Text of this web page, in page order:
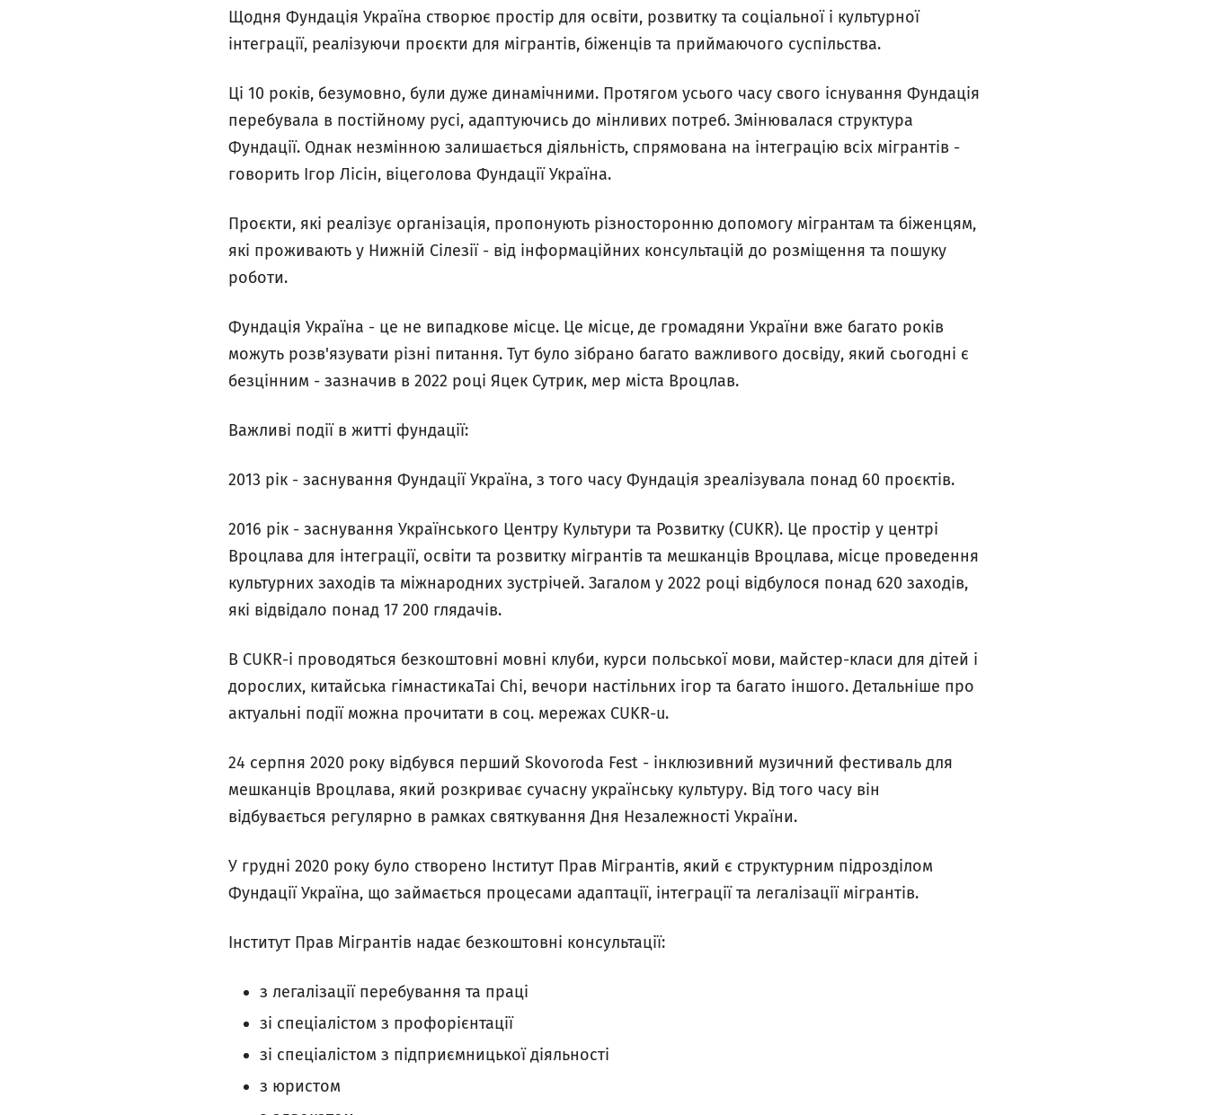
Щодня Фундація Україна створює простір для освіти, розвитку та соціальної і культурної
інтеграції, реалізуючи проєкти для мігрантів, біженців та приймаючого суспільства.
Ці 10 років, безумовно, були дуже динамічними. Протягом усього часу свого існування Фундація
перебувала в постійному русі, адаптуючись до мінливих потреб. Змінювалася структура
Фундації. Однак незмінною залишається діяльність, спрямована на інтеграцію всіх мігрантів -
говорить Ігор Лісін, віцеголова Фундації Україна.
Проєкти, які реалізує організація, пропонують різносторонню допомогу мігрантам та біженцям,
які проживають у Нижній Сілезії - від інформаційних консультацій до розміщення та пошуку
роботи.
Фундація Україна - це не випадкове місце. Це місце, де громадяни України вже багато років
можуть розв'язувати різні питання. Тут було зібрано багато важливого досвіду, який сьогодні є
безцінним - зазначив в 2022 році Яцек Сутрик, мер міста Вроцлав.
Важливі події в житті фундації:
2013 рік - заснування Фундації Україна, з того часу Фундація зреалізувала понад 60 проєктів.
2016 рік - заснування Українського Центру Культури та Розвитку (CUKR). Це простір у центрі
Вроцлава для інтеграції, освіти та розвитку мігрантів та мешканців Вроцлава, місце проведення
культурних заходів та міжнародних зустрічей. Загалом у 2022 році відбулося понад 620 заходів,
які відвідало понад 17 200 глядачів.
В CUKR-і проводяться безкоштовні мовні клуби, курси польської мови, майстер-класи для дітей і
дорослих, китайська гімнастикаTai Chi, вечори настільних ігор та багато іншого. Детальніше про
актуальні події можна прочитати в соц. мережах CUKR-u.
24 серпня 2020 року відбувся перший Skovoroda Fest - інклюзивний музичний фестиваль для
мешканців Вроцлава, який розкриває сучасну українську культуру. Від того часу він
відбувається регулярно в рамках святкування Дня Незалежності України.
У грудні 2020 року було створено Інститут Прав Мігрантів, який є структурним підрозділом
Фундації Україна, що займається процесами адаптації, інтеграції та легалізації мігрантів.
Інститут Прав Мігрантів надає безкоштовні консультації:
з легалізації перебування та праці
зі спеціалістом з профорієнтації
зі спеціалістом з підприємницької діяльності
з юристом